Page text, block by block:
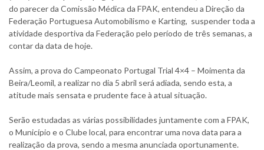
do parecer da Comissão Médica da FPAK, entendeu a Direção da
Federação Portuguesa Automobilismo e Karting, suspender toda a
atividade desportiva da Federação pelo período de três semanas, a
contar da data de hoje.
Assim, a prova do Campeonato Portugal Trial 4×4 – Moimenta da
Beira/Leomil, a realizar no dia 5 abril será adiada, sendo esta, a
atitude mais sensata e prudente face à atual situação.
Serão estudadas as várias possibilidades juntamente com a FPAK,
o Município e o Clube local, para encontrar uma nova data para a
realização da prova, sendo a mesma anunciada oportunamente.